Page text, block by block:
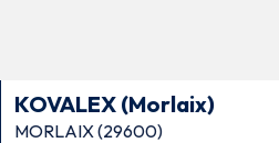
KOVALEX (Morlaix)
MORLAIX (29600)